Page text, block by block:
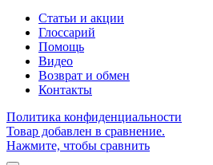
Статьи и акции
Глоссарий
Помощь
Видео
Возврат и обмен
Контакты
Политика конфиденциальности
Товар добавлен в сравнение.
Нажмите, чтобы сравнить